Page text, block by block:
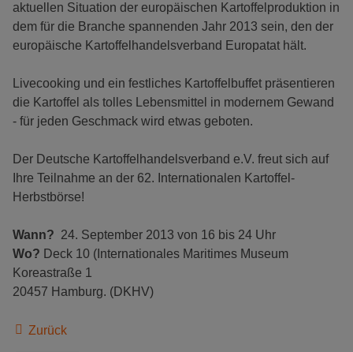
aktuellen Situation der europäischen Kartoffelproduktion in
dem für die Branche spannenden Jahr 2013 sein, den der
europäische Kartoffelhandelsverband Europatat hält.
Livecooking und ein festliches Kartoffelbuffet präsentieren
die Kartoffel als tolles Lebensmittel in modernem Gewand
- für jeden Geschmack wird etwas geboten.
Der Deutsche Kartoffelhandelsverband e.V. freut sich auf
Ihre Teilnahme an der 62. Internationalen Kartoffel-
Herbstbörse!
Wann? 24. September 2013 von 16 bis 24 Uhr
Wo? Deck 10 (Internationales Maritimes Museum
Koreastraße 1
20457 Hamburg. (DKHV)
Zurück